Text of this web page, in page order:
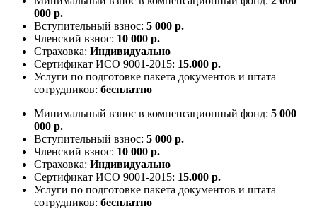
000 р.
Вступительный взнос: 5 000 р.
Членский взнос: 10 000 р.
Страховка: Индивидуально
Сертификат ИСО 9001-2015: 15.000 р.
Услуги по подготовке пакета документов и штата
сотрудников: бесплатно
Минимальный взнос в компенсационный фонд: 5 000
000 р.
Вступительный взнос: 5 000 р.
Членский взнос: 10 000 р.
Страховка: Индивидуально
Сертификат ИСО 9001-2015: 15.000 р.
Услуги по подготовке пакета документов и штата
сотрудников: бесплатно